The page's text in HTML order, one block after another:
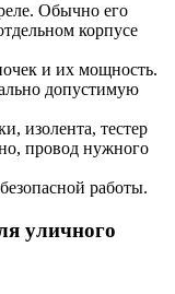
Обычно его
корпусе
и их мощность.
допустимую
изолента, тестер
провод нужного
работы.
уличного